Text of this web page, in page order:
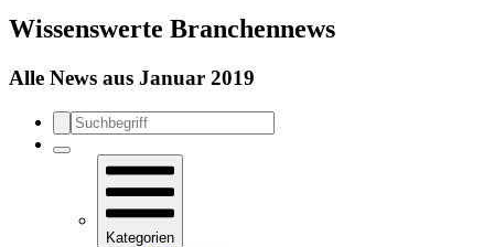
Wissenswerte Branchennews
Alle News aus Januar 2019
Kategorien